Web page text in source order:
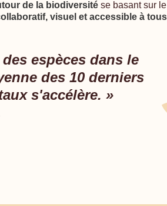
de la biodiversité se basant sur le
visuel et accessible à
espèces dans le
des 10 derniers
s'accélère. »